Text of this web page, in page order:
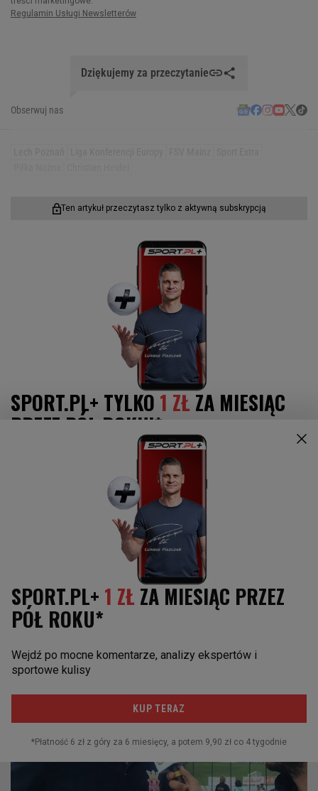
Dziękujemy za przeczytanie
Obserwuj nas
ARTYKUŁY POWIĄZANE